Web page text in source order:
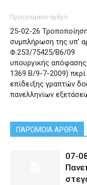
Προηγούμενο άρθρο
25-02-26
συμπλήρωση της υπ’
Φ.253/75425/Β6/09
υπουργικής
1369 Β/9-7-2009) περί
επίδειξης γραπτών
πανελληνίων
ΠΑΡΟΜΟΙΑ ΑΡΘΡΑ
07-